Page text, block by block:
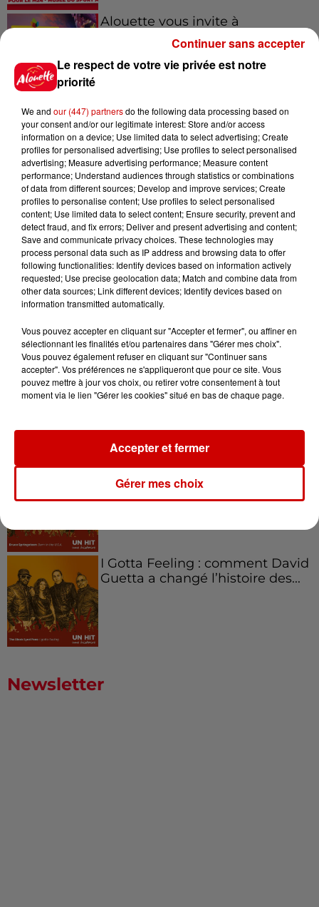
Alouette vous invite à
Futuroscope Xperiences !
Le Duel - Gagnez votre balade
en jet ski !
Podcasts Voir plus
Kelly Massol, figure
emblématique de
l'entrepreneuriat féminin
Aménager un school bus au
Canada et accueillir les bleus à
Boston,...
Born in the U.S.A - Bruce
Springsteen : la chanson que
l’Amérique...
I Gotta Feeling : comment David
Guetta a changé l’histoire des...
Newsletter
Le respect de votre vie privée est notre
priorité
We and our (447) partnersdo the following data processing based on
your consent and/or our legitimate interest: Store and/or access
information on a device; Use limited data to select advertising; Create
profiles for personalised advertising; Use profiles to select personalised
advertising; Measure advertising performance; Measure content
performance; Understand audiences through statistics or combinations
of data from different sources; Develop and improve services; Create
profiles to personalise content; Use profiles to select personalised
content; Use limited data to select content; Ensure security, prevent and
detect fraud, and fix errors; Deliver and present advertising and content;
Save and communicate privacy choices. These technologies may
process personal data such as IP address and browsing data to offer
following functionalities: Identify devices based on information actively
requested; Use precise geolocation data; Match and combine data from
other data sources; Link different devices; Identify devices based on
information transmitted automatically.
Vous pouvez accepter en cliquant sur "Accepter et fermer", ou affiner en
sélectionnant les finalités et/ou partenaires dans "Gérer mes choix".
Vous pouvez également refuser en cliquant sur "Continuer sans
accepter". Vos préférences ne s'appliqueront que pour ce site. Vous
pouvez mettre à jour vos choix, ou retirer votre consentement à tout
moment via le lien "Gérer les cookies" situé en bas de chaque page.
Gérer mes choix
Accepter et fermer
Continuer sans accepter